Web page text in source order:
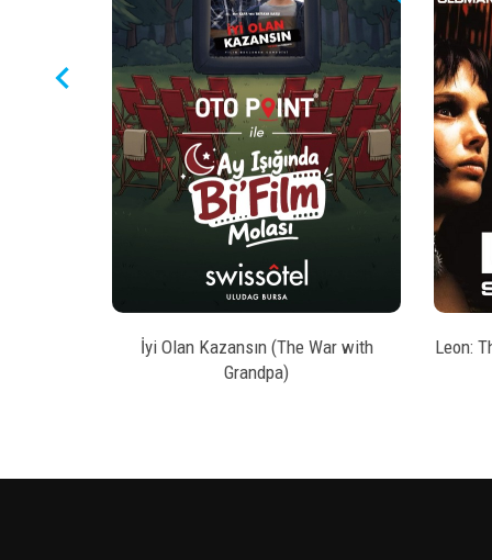
keyboard_arrow_left
play_arrow
style BILET SATIN AL
İyi Olan Kazansın (The War with
Grandpa)
Leon: